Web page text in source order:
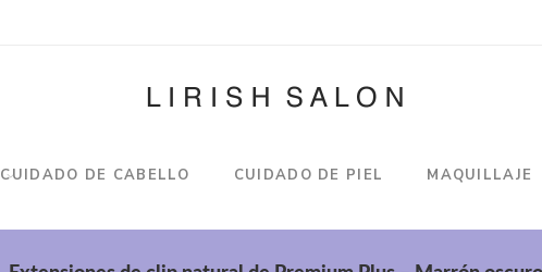
CUIDADO DE CABELLO CUIDADO DE PIEL MAQUILLAJE